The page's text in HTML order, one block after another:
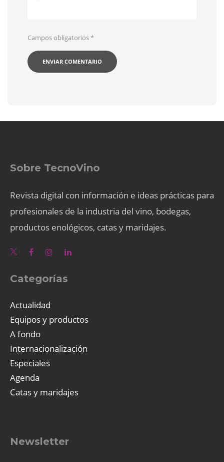
Campos obligatorios*
Sobre TecnoVino
Revista digital con información e ideas prácticas para
profesionales de la industria del vino, bodegas,
productos enológicos, catas y maridajes.
Categorías
Actualidad
Equipos y productos
A fondo
Internacionalización
Especiales
Agenda
Catas y maridajes
Newsletter